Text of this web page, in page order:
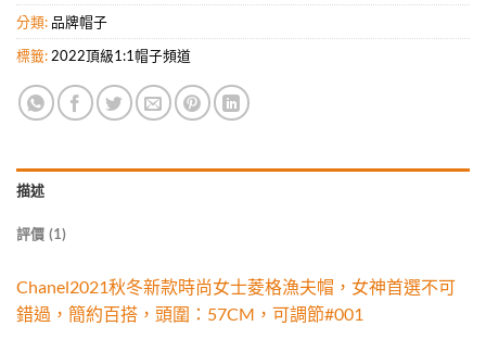
分類: 品牌帽子
標籤: 2022頂級1:1帽子頻道
描述
評價 (1)
Chanel2021秋冬新款時尚女士菱格漁夫帽，女神首選不可
錯過，簡約百搭，頭圍：57CM，可調節#001